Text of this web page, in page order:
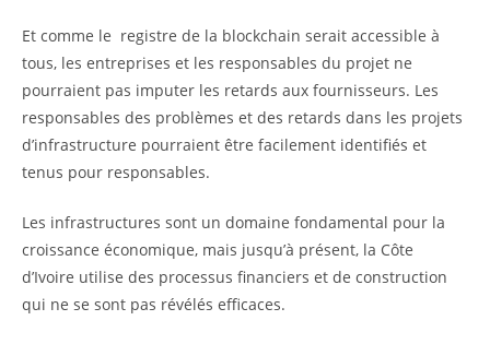
Et comme le registre de la blockchain serait accessible à
tous, les entreprises et les responsables du projet ne
pourraient pas imputer les retards aux fournisseurs. Les
responsables des problèmes et des retards dans les projets
d’infrastructure pourraient être facilement identifiés et
tenus pour responsables.
Les infrastructures sont un domaine fondamental pour la
croissance économique, mais jusqu’à présent, la Côte
d’Ivoire utilise des processus financiers et de construction
qui ne se sont pas révélés efficaces.